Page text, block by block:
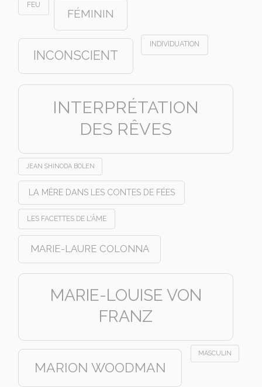
FEU
FÉMININ
INCONSCIENT
INDIVIDUATION
INTERPRÉTATION
DES RÊVES
JEAN SHINODA BOLEN
LA MÈRE DANS LES CONTES DE FÉES
LES FACETTES DE L'ÂME
MARIE-LAURE COLONNA
MARIE-LOUISE VON
FRANZ
MARION WOODMAN
MASCULIN